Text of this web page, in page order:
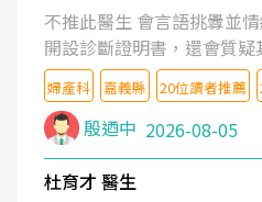
不推此醫生 會言語挑釁並
開設診斷證明書，還會質疑
婦產科 嘉義縣 20位讀者推薦
殷迺中 2026-08-05
杜育才 醫生